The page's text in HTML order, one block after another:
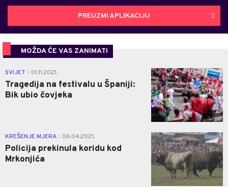
PREUZMI APLIKACIJU
MOŽDA ĆE VAS ZANIMATI
SVIJET 01.11.2021.
Tragedija na festivalu u Španiji:
Bik ubio čovjeka
0
KREŠENJE MJERA 06.04.2021.
Policija prekinula koridu kod
Mrkonjića
0